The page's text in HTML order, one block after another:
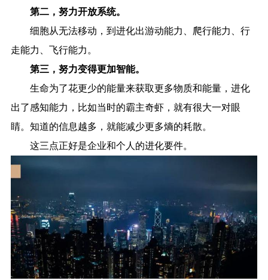
第二，努力开放系统。
细胞从无法移动，到进化出游动能力、爬行能力、行
走能力、飞行能力。
第三，努力变得更加智能。
生命为了花更少的能量来获取更多物质和能量，进化
出了感知能力，比如当时的霸主奇虾，就有很大一对眼
睛。知道的信息越多，就能减少更多熵的耗散。
这三点正好是企业和个人的进化要件。